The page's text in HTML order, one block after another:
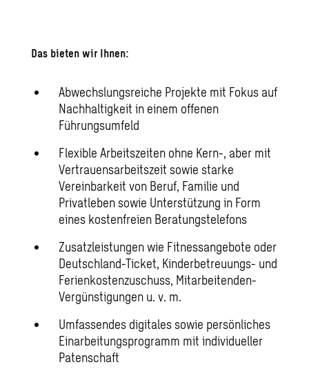
Das bieten wir Ihnen:
Abwechslungsreiche Projekte mit Fokus auf
Nachhaltigkeit in einem offenen
Führungsumfeld
Flexible Arbeitszeiten ohne Kern-, aber mit
Vertrauensarbeitszeit sowie starke
Vereinbarkeit von Beruf, Familie und
Privatleben sowie Unterstützung in Form
eines kostenfreien Beratungstelefons
Zusatzleistungen wie Fitnessangebote oder
Deutschland-Ticket, Kinderbetreuungs- und
Ferienkostenzuschuss, Mitarbeitenden-
Vergünstigungen u. v. m.
Umfassendes digitales sowie persönliches
Einarbeitungsprogramm mit individueller
Patenschaft